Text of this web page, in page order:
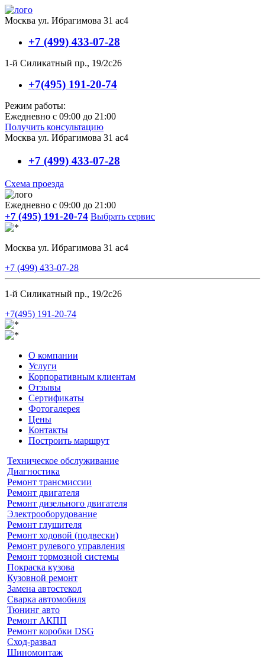
Москва ул. Ибрагимова 31 ас4
+7 (499) 433-07-28
1-й Силикатный пр., 19/2с26
+7(495) 191-20-74
Режим работы:
Ежедневно с 09:00 до 21:00
Получить консультацию
Москва ул. Ибрагимова 31 ас4
+7 (499) 433-07-28
Схема проезда
Ежедневно с 09:00 до 21:00
+7 (495) 191-20-74 Выбрать сервис
Москва ул. Ибрагимова 31 ас4
+7 (499) 433-07-28
1-й Силикатный пр., 19/2с26
+7(495) 191-20-74
О компании
Услуги
Корпоративным клиентам
Отзывы
Сертификаты
Фотогалерея
Цены
Контакты
Построить маршрут
Техническое обслуживание
Диагностика
Ремонт трансмиссии
Ремонт двигателя
Ремонт дизельного двигателя
Электрооборудование
Ремонт глушителя
Ремонт ходовой (подвески)
Ремонт рулевого управления
Ремонт тормозной системы
Покраска кузова
Кузовной ремонт
Замена автостекол
Сварка автомобиля
Тюнинг авто
Ремонт АКПП
Ремонт коробки DSG
Сход-развал
Шиномонтаж